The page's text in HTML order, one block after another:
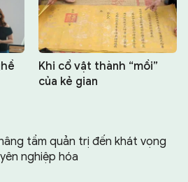
Khi cổ vật thành “mồi”
của kẻ gian
tầm quản trị đến khát vọng
nghiệp hóa